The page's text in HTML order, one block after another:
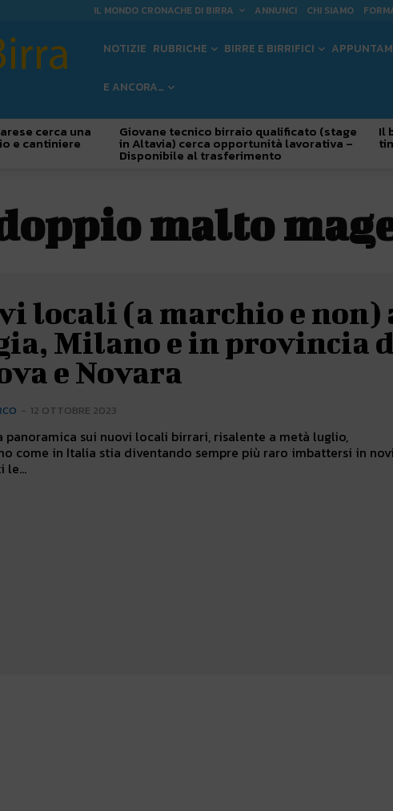
IL MONDO CRONACHE DI BIRRA ANNUNCI CHI SIAMO
NOTIZIE RUBRICHE BIRRE E BIRRIFICI
E ANCORA…
cerca una
e cantiniere
Giovane tecnico birraio qualificato (stage
in Altavia) cerca opportunità lavorativa –
Disponibile al trasferimento
Il
malto
locali (a marchio e non)
Milano e in provincia
e Novara
- 12 OTTOBRE 2023
panoramica sui nuovi locali birrari, risalente a metà luglio,
come in Italia stia diventando sempre più raro imbattersi in
le...